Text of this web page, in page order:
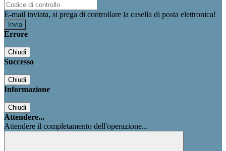
E-mail inviata, si prega di controllare la casella di posta elettronica!
Errore
Chiudi
Successo
Chiudi
Informazione
Chiudi
Attendere...
Attendere il completamento dell'operazione...